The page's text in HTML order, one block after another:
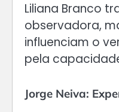
Liliana Branco
observadora,
influenciam o
pela
Jorge Neiva: